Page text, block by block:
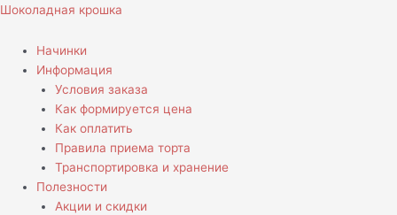
Перейти
содержимому
Шоколадная крошка
Начинки
Информация
Условия заказа
Как формируется цена
Как оплатить
Правила приема торта
Транспортировка и хранение
Полезности
Акции и скидки
Количество
Кейкпопсы
С
сердечками